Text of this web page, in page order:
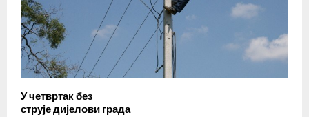
У четвртак без
струје дијелови града